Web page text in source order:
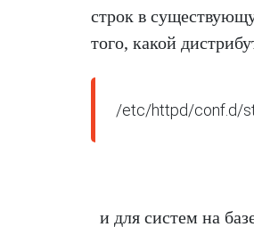
строк в
того, какой
/etc/httpd/conf.d/
и для систем на